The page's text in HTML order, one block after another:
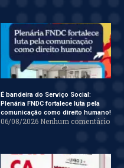
É bandeira do Serviço Social:
Plenária FNDC fortalece luta pela
comunicação como direito humano!
06/08/2026 Nenhum comentário